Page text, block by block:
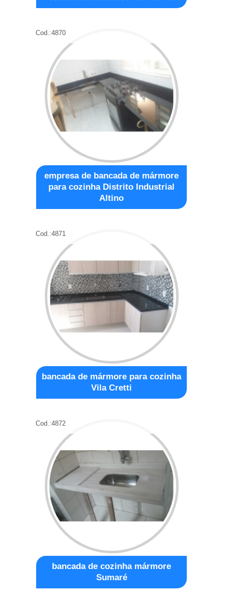
Cod.:4870
empresa de bancada de mármore
para cozinha Distrito Industrial
Altino
Cod.:4871
bancada de mármore para cozinha
Vila Cretti
Cod.:4872
bancada de cozinha mármore
Sumaré